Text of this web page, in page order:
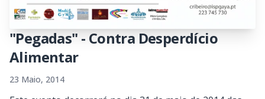
"Pegadas" - Contra Desperdício
Alimentar
23 Maio, 2014